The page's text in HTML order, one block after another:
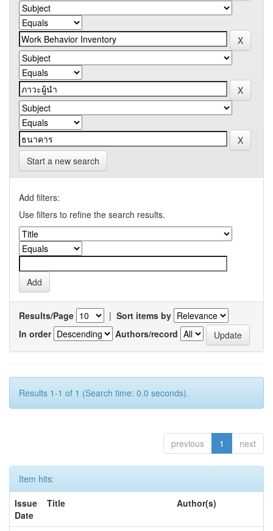
Start a new search
Add filters:
Use filters to refine the search results.
Results/Page | Sort items by
In order
Authors/record
Results 1-1 of 1 (Search time: 0.0 seconds).
previous 1 next
Item hits:
Issue
Date
Title Author(s)